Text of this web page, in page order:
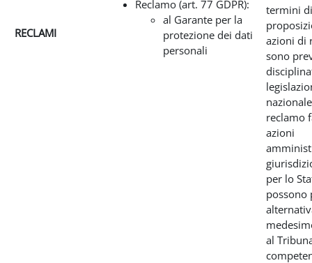
RECLAMI
Reclamo (art. 77 GDPR):
al Garante per la
protezione dei dati
personali
termini di
azioni di
sono
reclamo
azioni
per lo
possono
al